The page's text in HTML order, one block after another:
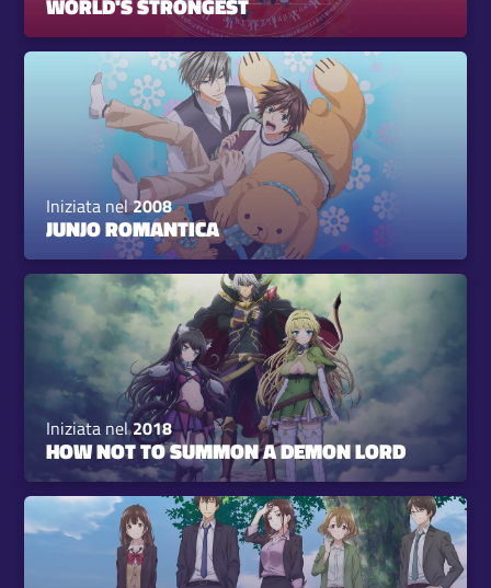
Iniziata nel2008
JUNJO ROMANTICA
Iniziata nel2018
HOW NOT TO SUMMON A DEMON LORD